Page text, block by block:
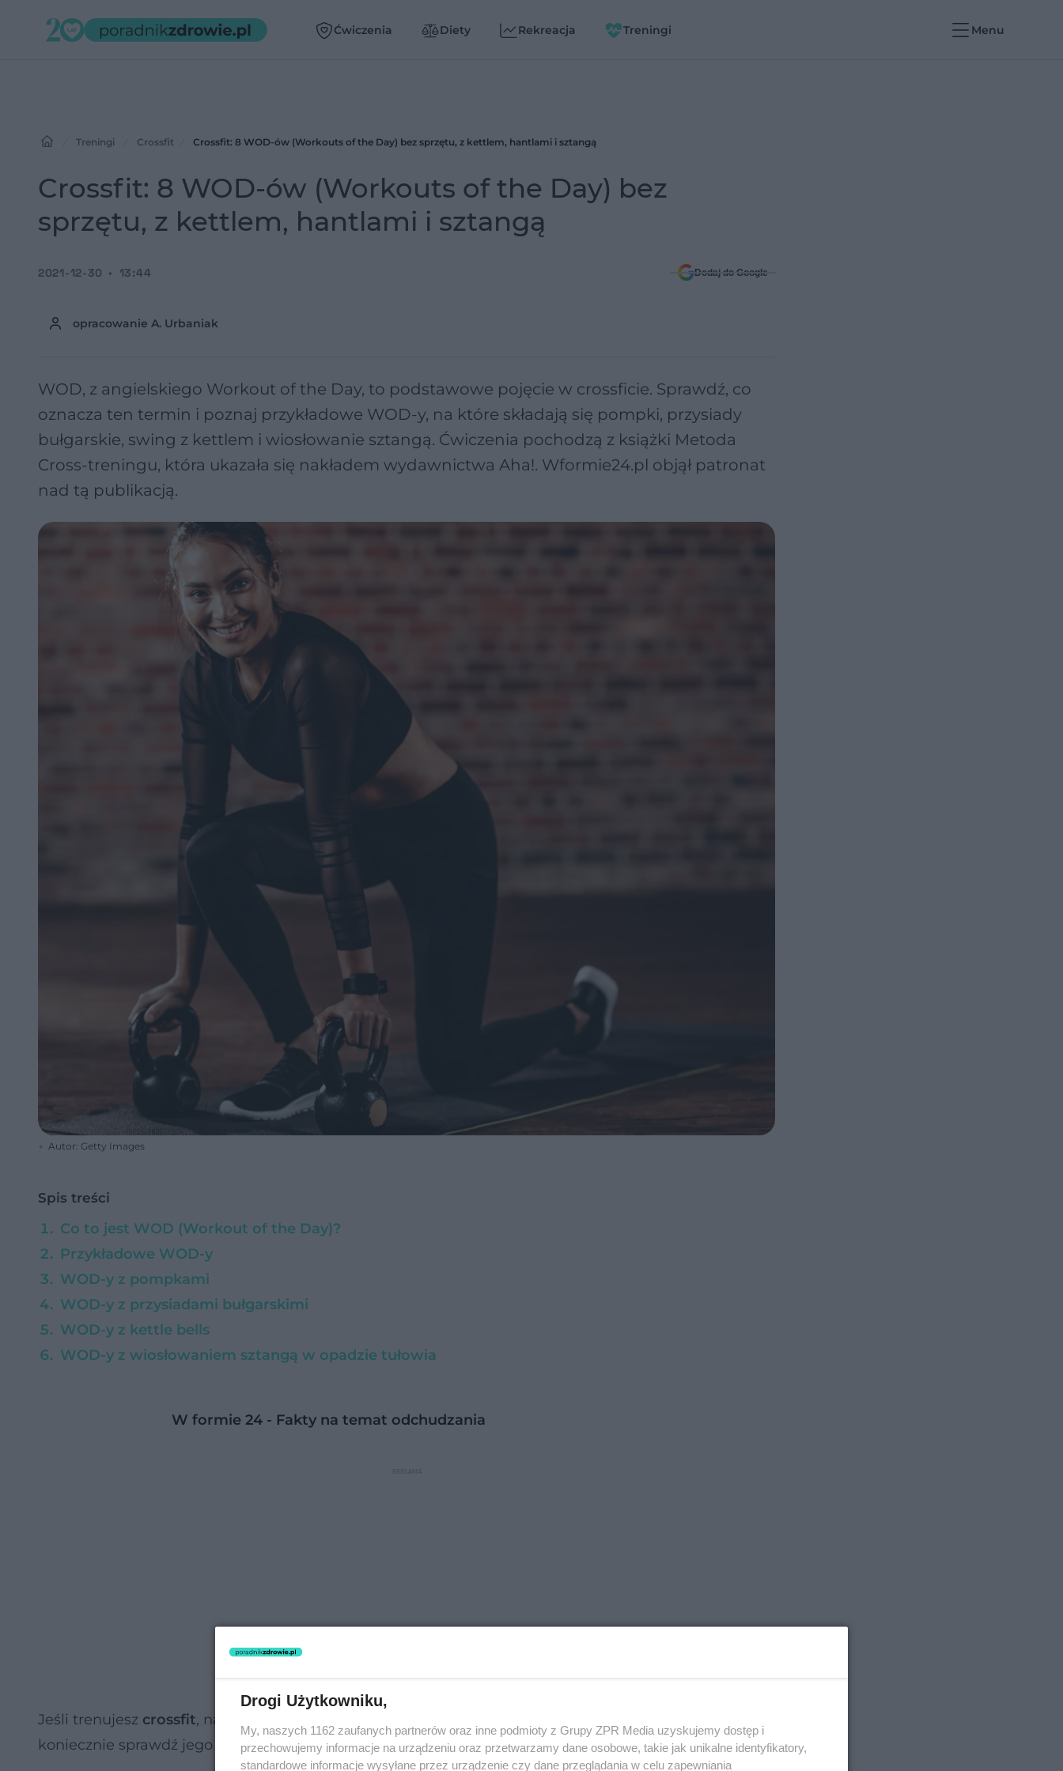
Ćwiczenia Diety Rekreacja Treningi Menu
Treningi Crossfit Crossfit: 8 WOD-ów (Workouts of the Day) bez sprzętu, z kettlem, hantlami i sztangą
Crossfit: 8 WOD-ów (Workouts of the Day) bez
sprzętu, z kettlem, hantlami i sztangą
opracowanie A. Urbaniak
2021-12-30 13:44 Dodaj do Google
WOD, z angielskiego Workout of the Day, to podstawowe pojęcie w crossficie. Sprawdź, co
oznacza ten termin i poznaj przykładowe WOD-y, na które składają się pompki, przysiady
bułgarskie, swing z kettlem i wiosłowanie sztangą. Ćwiczenia pochodzą z książki Metoda
Cross-treningu, która ukazała się nakładem wydawnictwa Aha!. Wformie24.pl objął patronat
nad tą publikacją.
Autor: Getty Images
Spis treści
Co to jest WOD (Workout of the Day)?
Przykładowe WOD-y
WOD-y z pompkami
WOD-y z przysiadami bułgarskimi
WOD-y z kettle bells
WOD-y z wiosłowaniem sztangą w opadzie tułowia
W formie 24 - Fakty na temat odchudzania
Jeśli trenujesz crossfit, na pewno znane jest ci pojęcie
koniecznie sprawdź jego znaczenie i wypróbuj 8 WOD-ówz klasycznymi ćwiczeniami crossfit.
Drogi Użytkowniku,
My, naszych 1162 zaufanych partnerów oraz inne podmioty z Grupy ZPR Media uzyskujemy dostęp i
przechowujemy informacje na urządzeniu oraz przetwarzamy dane osobowe, takie jak unikalne identyfikatory,
standardowe informacje wysyłane przez urządzenie czy dane przeglądania w celu zapewniania